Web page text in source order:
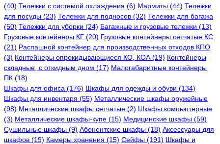
(40) Тележки с системой охлаждения (6) Мармиты (44) Тележки
для посуды (23) Тележки для подносов (32) Тележки для багажа
(50) Тележки для уборки (24) Багажные и грузовые тележки (13)
Грузовые контейнеры КГ (20) Грузовые контейнеры сетчатые КС
(21) Распашной контейнер для производственных отходов КПО
(3) Контейнеры опрокидывающиеся КО, КОА (19) Контейнеры
складные, с откидным дном (17) Малогабаритные контейнеры
ПК (18)
Шкафы для офиса (176) Шкафы для одежды и обуви (134)
Шкафы для инвентаря (55) Металлические шкафы оружейные
(98) Металлические шкафы сетчатые (2) Шкафы компьютерные
(3) Металлические шкафы-купе (15) Медицинские шкафы (59)
Сушильные шкафы (9) Абонентские шкафы (18) Аксессуары для
шкафов (19) Камеры хранения (15) Сейфы (191) Шкафы и